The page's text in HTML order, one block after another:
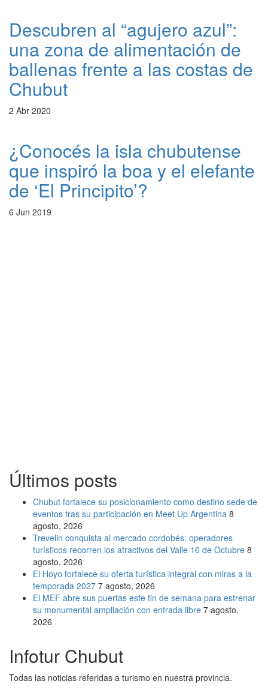
Descubren al “agujero azul”:
una zona de alimentación de
ballenas frente a las costas de
Chubut
2 Abr 2020
¿Conocés la isla chubutense
que inspiró la boa y el elefante
de ‘El Principito’?
6 Jun 2019
Últimos posts
Chubut fortalece su posicionamiento como destino sede de
eventos tras su participación en Meet Up Argentina 8
agosto, 2026
Trevelin conquista al mercado cordobés: operadores
turísticos recorren los atractivos del Valle 16 de Octubre 8
agosto, 2026
El Hoyo fortalece su oferta turística integral con miras a la
temporada 2027 7 agosto, 2026
El MEF abre sus puertas este fin de semana para estrenar
su monumental ampliación con entrada libre 7 agosto,
2026
Infotur Chubut
Todas las noticias referidas a turismo en nuestra provincia.